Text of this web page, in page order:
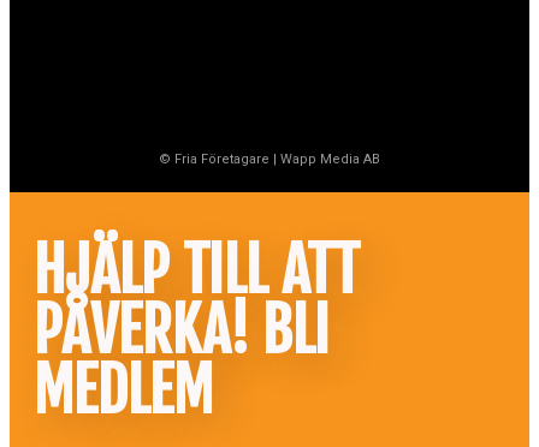
© Fria Företagare | Wapp Media AB
HJÄLP TILL ATT
PÅVERKA! BLI
MEDLEM